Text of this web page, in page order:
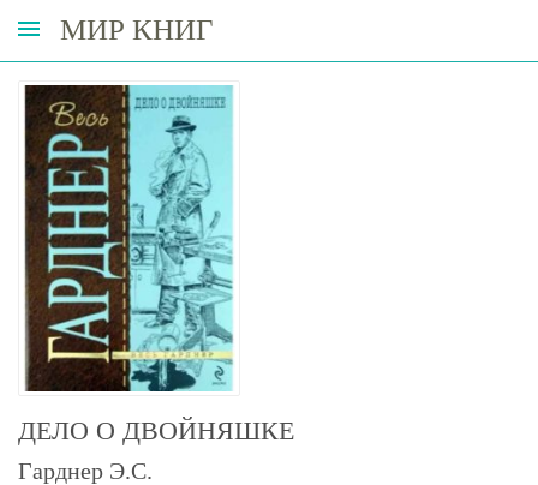
МИР КНИГ
ДЕЛО О ДВОЙНЯШКЕ
Гарднер Э.С.